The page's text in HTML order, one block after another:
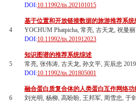
DOI:10.11992/tis.202101015
4
基于位置和开放链接数据的旅游推荐系统
YOCHUM Phatpicha, 常亮, 古天龙, 祝曼
DOI:10.11992/tis.201912023
5
知识图谱的推荐系统综述
常亮, 张伟涛, 古天龙, 孙文平, 宾辰忠
DOI:10.11992/tis.201805001
6
融合蛋白质复合体的人类蛋白互作网络
刘光明, 杨柳, 高盼盼, 王邦军, 周雪忠, 于